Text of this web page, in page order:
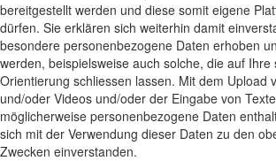
bereitgestellt werden und diese somit eigene
dürfen. Sie erklären sich weiterhin damit
besondere personenbezogene Daten erhoben
werden, beispielsweise auch solche, die auf Ihre
Orientierung schliessen lassen. Mit dem Upload
und/oder Videos und/oder der Eingabe von
möglicherweise personenbezogene Daten
sich mit der Verwendung dieser Daten zu den
Zwecken einverstanden.